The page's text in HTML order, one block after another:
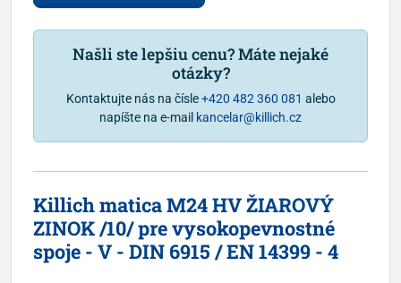
Našli ste lepšiu cenu? Máte nejaké
otázky?
Kontaktujte nás na čísle+420 482 360 081 alebo
napíšte na e-mail kancelar@killich.cz
Killich matica M24 HV ŽIAROVÝ
ZINOK /10/ pre vysokopevnostné
spoje - V - DIN 6915 / EN 14399 - 4